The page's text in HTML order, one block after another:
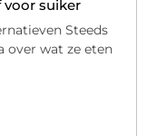
suiker
Steeds
over wat ze eten